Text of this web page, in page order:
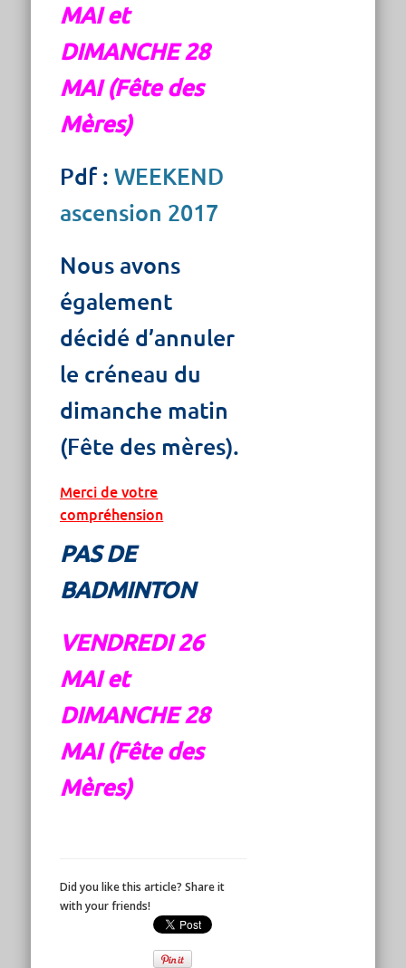
MAI et
DIMANCHE 28
MAI (Fête des
Mères)
Pdf :WEEKEND
ascension 2017
Nous avons
également
décidé d’annuler
le créneau du
dimanche matin
(Fête des mères).
Merci de votre
compréhension
PAS DE
BADMINTON
VENDREDI 26
MAI et
DIMANCHE 28
MAI (Fête des
Mères)
Did you like this article? Share it
with your friends!